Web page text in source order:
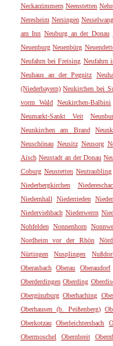
Neckarzimmern Neenstetten
Neresheim Nersingen Nesselwang
am Inn Neuburg an der Donau
Neuenburg Neuenbürg
Neufahrn bei Freising Neufahrn
Neuhaus an der Pegnitz
(Niederbayern) Neukirchen bei
vorm Wald Neukirchen-Balbini
Neumarkt-Sankt Veit
Neunkirchen am Brand
Neuschönau Neusitz Neusorg
Aisch Neustadt an der Donau
Coburg Neustetten Neutraubling
Niederbergkirchen
Niedernhall
Niederrieden
Niederviehbach Niederwerrn
Nohfelden Nonnenhorn
Nordheim vor der Rhön
Nürtingen
Nusplingen
Oberasbach
Oberau Oberaudorf
Oberderdingen Oberding
Obergünzburg Oberhaching
Oberhausen (b. Peißenberg)
Oberkotzau
Oberleichtersbach
Obermoschel
Obernbreit